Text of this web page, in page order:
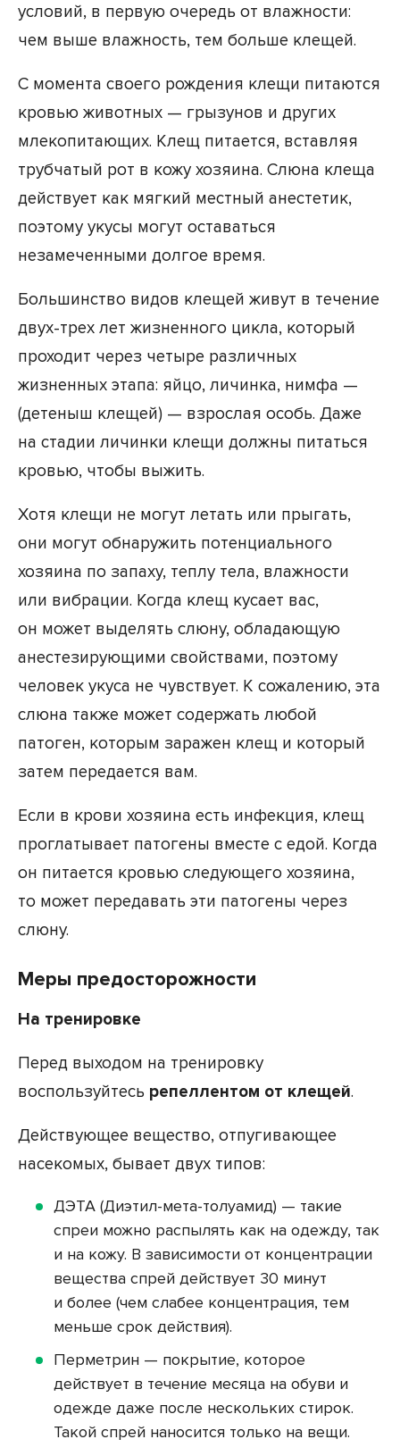
условий, в первую очередь от влажности:
чем выше влажность, тем больше клещей.
С момента своего рождения клещи питаются
кровью животных — грызунов и других
млекопитающих. Клещ питается, вставляя
трубчатый рот в кожу хозяина. Слюна клеща
действует как мягкий местный анестетик,
поэтому укусы могут оставаться
незамеченными долгое время.
Большинство видов клещей живут в течение
двух-трех лет жизненного цикла, который
проходит через четыре различных
жизненных этапа: яйцо, личинка, нимфа —
(детеныш клещей) — взрослая особь. Даже
на стадии личинки клещи должны питаться
кровью, чтобы выжить.
Хотя клещи не могут летать или прыгать,
они могут обнаружить потенциального
хозяина по запаху, теплу тела, влажности
или вибрации. Когда клещ кусает вас,
он может выделять слюну, обладающую
анестезирующими свойствами, поэтому
человек укуса не чувствует. К сожалению, эта
слюна также может содержать любой
патоген, которым заражен клещ и который
затем передается вам.
Если в крови хозяина есть инфекция, клещ
проглатывает патогены вместе с едой. Когда
он питается кровью следующего хозяина,
то может передавать эти патогены через
слюну.
Меры предосторожности
На тренировке
Перед выходом на тренировку
воспользуйтесь репеллентом от клещей.
Действующее вещество, отпугивающее
насекомых, бывает двух типов:
ДЭТА (Диэтил-мета-толуамид) — такие
спреи можно распылять как на одежду, так
и на кожу. В зависимости от концентрации
вещества спрей действует 30 минут
и более (чем слабее концентрация, тем
меньше срок действия).
Перметрин — покрытие, которое
действует в течение месяца на обуви и
одежде даже после нескольких стирок.
Такой спрей наносится только на вещи.